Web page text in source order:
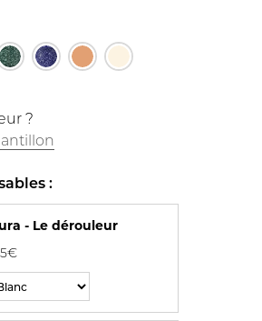
?
:
- Le dérouleur